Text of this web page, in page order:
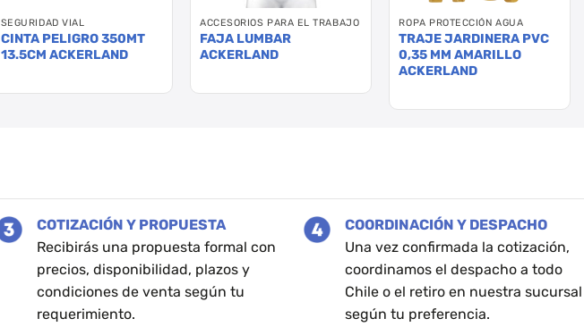
SEGURIDAD VIAL
CINTA PELIGRO 350MT
13.5CM ACKERLAND
ACCESORIOS PARA EL TRABAJO
FAJA LUMBAR
ACKERLAND
producto
opciones
se
pueden
elegir
la
ROPA PROTECCIÓN AGUA
TRAJE JARDINERA PVC
0,35 MM AMARILLO
ACKERLAND
producto
opciones
pueden
elegir
en
la
COTIZACIÓN Y PROPUESTA
Recibirás una propuesta formal con
precios, disponibilidad, plazos y
condiciones de venta según tu
requerimiento.
COORDINACIÓN Y DESPACHO
Una vez confirmada la cotización,
coordinamos el despacho a todo
Chile o el retiro en nuestra sucursal
según tu preferencia.